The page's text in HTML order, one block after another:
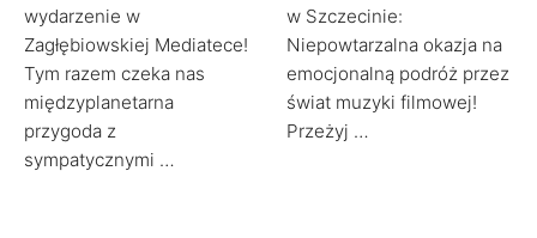
wydarzenie w
Zagłębiowskiej Mediatece!
Tym razem czeka nas
międzyplanetarna
przygoda z
sympatycznymi …
w Szczecinie:
Niepowtarzalna okazja na
emocjonalną podróż przez
świat muzyki filmowej!
Przeżyj …